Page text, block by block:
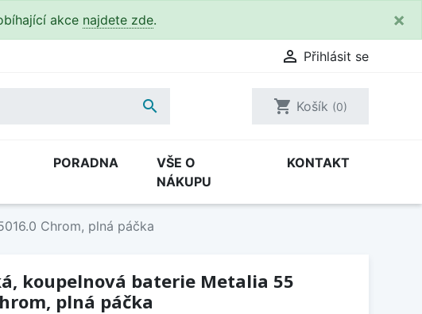
akce najdete zde. ×
 Přihlásit se
 shopping_cart Košík (0)
PORADNA
VŠE O
NÁKUPU
KONTAKT
Chrom, plná páčka
koupelnová baterie Metalia 55
plná páčka